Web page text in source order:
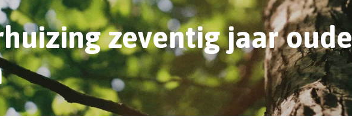
zeventig jaar oude